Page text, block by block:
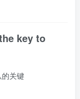
key to
的关键